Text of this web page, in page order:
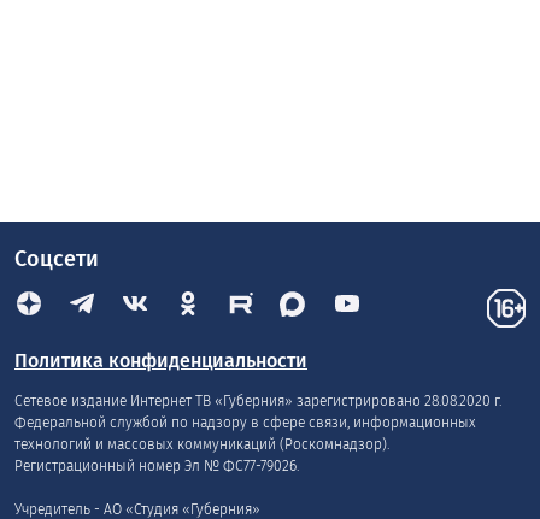
Соцсети
Политика конфиденциальности
Сетевое издание Интернет ТВ «Губерния» зарегистрировано 28.08.2020 г.
Федеральной службой по надзору в сфере связи, информационных
технологий и массовых коммуникаций (Роскомнадзор).
Регистрационный номер Эл № ФС77-79026.
Учредитель - АО «Студия «Губерния»